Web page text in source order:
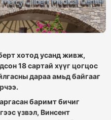
хотод усанд живж,
18 сартай хүүг цогцос
дараа амьд байгааг
баримт бичиг
үзвэл, Винсент